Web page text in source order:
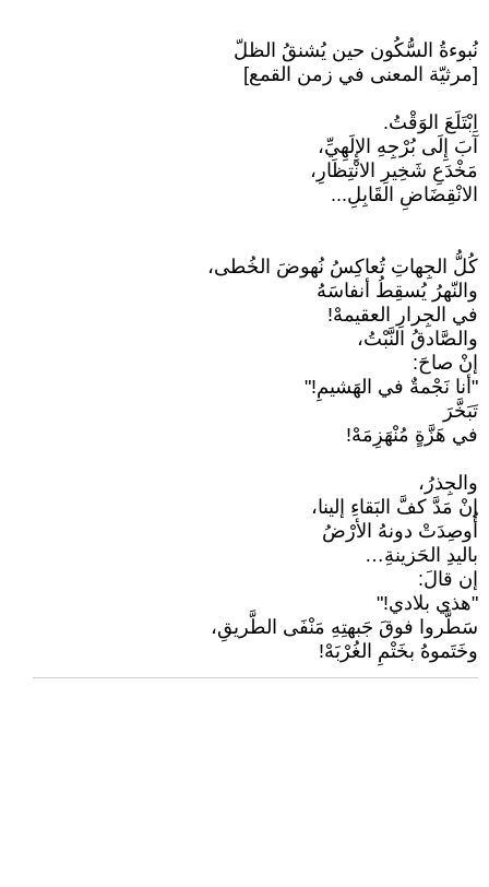
نُبوءةُ السُّكُون حين يُشنقُ الظلّ
[مرثيّة المعنى في زمن القمع]
اِبْتَلَعَ الوَقْتُ.
آبَ إِلَى بُرْجِهِ الإِلَهِيِّ،
مَخْدَعِ شَخِيرِ الانْتِظَارِ،
الانْقِضَاضِ القَابِلِ...
كُلُّ الجِهاتِ تُعاكِسُ نُهوضَ الخُطى،
والنّهرُ يُسقِطُ أنفاسَهُ
في الجِرارِ العقيمهْ!
والصَّادقُ النَّبْتُ،
إنْ صاحَ:
"أنا نَجْمةٌ في الهَشيمِ!"
تَبَخَّرَ
في هَزَّةٍ مُنْهَزِمَهْ!
والجِذرُ،
إنْ مَدَّ كفَّ البَقاءِ إلينا،
أُوصِدَتْ دونهُ الأرْضُ
باليدِ الحَزينةِ…
إن قالَ:
"هذي بلادي!"
سَطَّروا فوقَ جَبهتِهِ مَنْفَى الطَّريقِ،
وخَتَموهُ بخَتْمِ الغُرْبَهْ!